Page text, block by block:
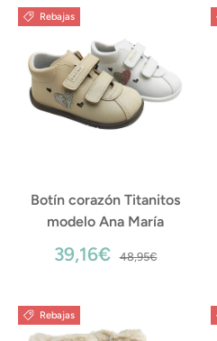
Rebajas
Botín corazón Titanitos
modelo Ana María
39,16€ 48,95€
Rebajas